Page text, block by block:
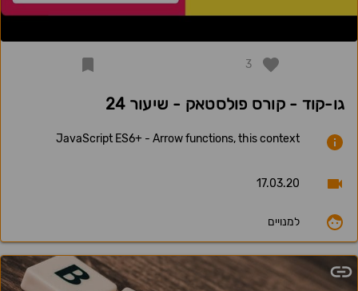
3
גו-קוד - קורס פולסטאק - שיעור 24
JavaScript ES6+ - Arrow functions, this context
17.03.20
למנויים